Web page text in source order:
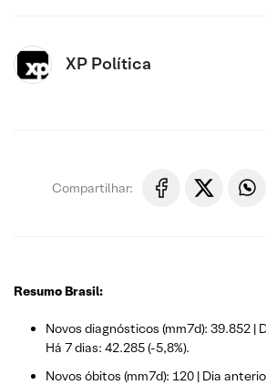
XP Política
Compartilhar:
Resumo Brasil:
Novos diagnósticos (mm7d): 39.852 |
Há 7 dias: 42.285 (-5,8%).
Novos óbitos (mm7d): 120 | Dia